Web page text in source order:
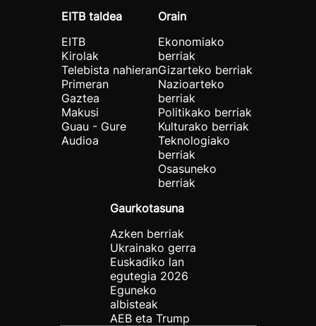
EITB taldea
EITB
Kirolak
Telebista nahieran
Primeran
Gaztea
Makusi
Guau - Gure
Audioa
Orain
Ekonomiako
berriak
Gizarteko berriak
Nazioarteko
berriak
Politikako berriak
Kulturako berriak
Teknologiako
berriak
Osasuneko
berriak
Gaurkotasuna
Azken berriak
Ukrainako gerra
Euskadiko lan
egutegia 2026
Eguneko
albisteak
AEB eta Trump